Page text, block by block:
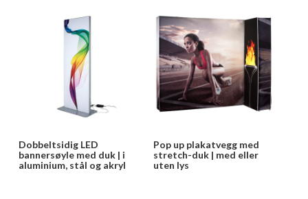
Dobbeltsidig LED
bannersøyle med duk | i
aluminium, stål og akryl
Pop up plakatvegg med
stretch-duk | med eller
uten lys